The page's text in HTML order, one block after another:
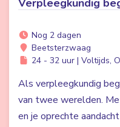
Verpleegkundig
Nog 2 dagen
Beetsterzwaag
24 - 32 uur | Voltijds,
Als verpleegkundig
van twee werelden.
en je oprechte